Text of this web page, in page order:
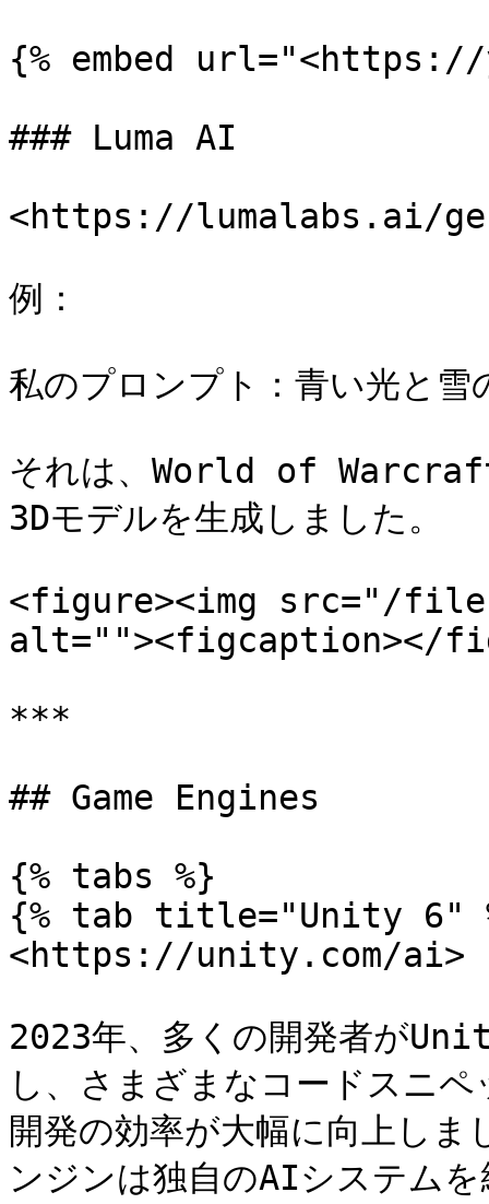
{% embed url="<https://
### Luma AI
<https://lumalabs.ai/
例：
私のプロンプト：青い光と雪
それは、World of Warcraft
3Dモデルを生成しました。
<figure><img src="/files/
alt=""><figcaption></
***
## Game Engines
{% tabs %}
{% tab title="Unity 6"
<https://unity.com/ai>
2023年、多くの開発者が
し、さまざまなコードスニ
開発の効率が大幅に向上し
ンジンは独自のAIシステム